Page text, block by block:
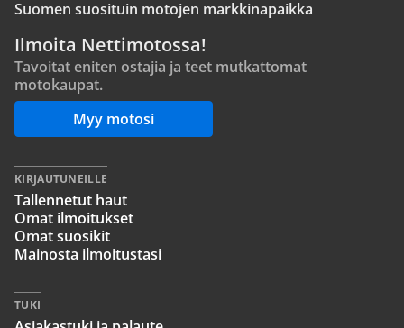
Suomen suosituin motojen markkinapaikka
Ilmoita Nettimotossa!
Tavoitat eniten ostajia ja teet mutkattomat
motokaupat.
Myy motosi
KIRJAUTUNEILLE
Tallennetut haut
Omat ilmoitukset
Omat suosikit
Mainosta ilmoitustasi
TUKI